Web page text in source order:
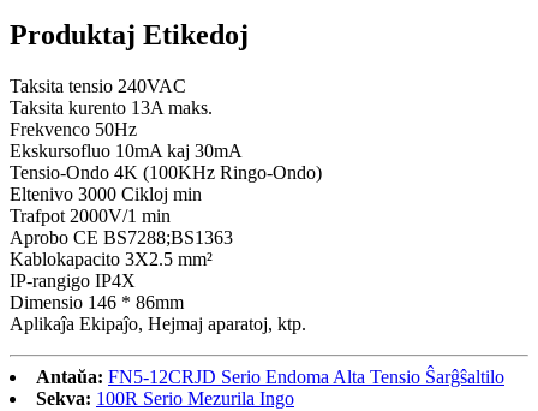
Produktaj Etikedoj
Taksita tensio 240VAC
Taksita kurento 13A maks.
Frekvenco 50Hz
Ekskursofluo 10mA kaj 30mA
Tensio-Ondo 4K (100KHz Ringo-Ondo)
Eltenivo 3000 Cikloj min
Trafpot 2000V/1 min
Aprobo CE BS7288;BS1363
Kablokapacito 3X2.5 mm²
IP-rangigo IP4X
Dimensio 146 * 86mm
Aplikaĵa Ekipaĵo, Hejmaj aparatoj, ktp.
Antaŭa: FN5-12CRJD Serio Endoma Alta Tensio Ŝarĝŝaltilo
Sekva: 100R Serio Mezurila Ingo